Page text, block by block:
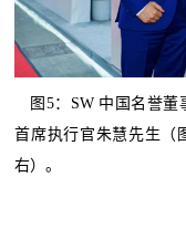
图5：SW 中国名誉董
首席执行官朱慧先生（
右）。